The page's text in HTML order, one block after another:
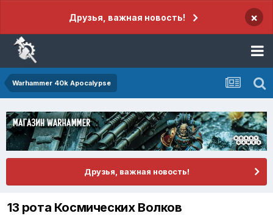
Друзья, важная новость! ×
Warhammer 40k Apocalypse
Друзья, важная новость!
13 рота Космических Волков